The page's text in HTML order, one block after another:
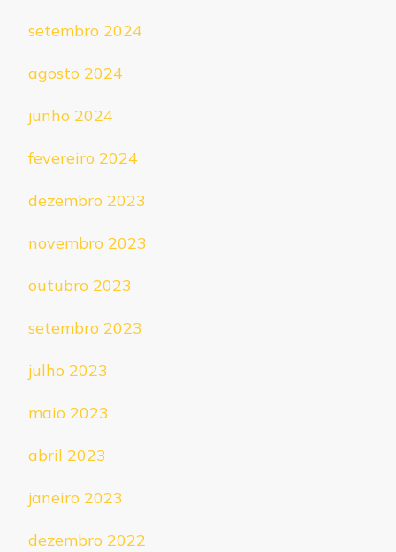
setembro 2024
agosto 2024
junho 2024
fevereiro 2024
dezembro 2023
novembro 2023
outubro 2023
setembro 2023
julho 2023
maio 2023
abril 2023
janeiro 2023
dezembro 2022